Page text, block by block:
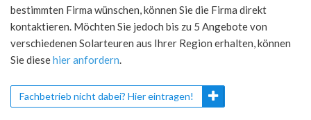
bestimmten Firma wünschen, können Sie die Firma direkt
kontaktieren. Möchten Sie jedoch bis zu 5 Angebote von
verschiedenen Solarteuren aus Ihrer Region erhalten, können
Sie diesehier anfordern.
Fachbetrieb nicht dabei? Hier eintragen!